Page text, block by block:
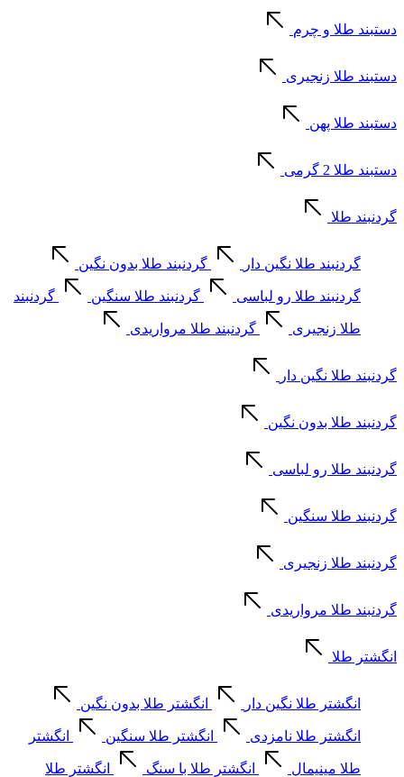
دستبند طلا و چرم
دستبند طلا زنجیری
دستبند طلا پهن
دستبند طلا 2 گرمی
گردنبند طلا
گردنبند طلا نگین دار گردنبند طلا بدون نگین
گردنبند طلا رو لباسی گردنبند طلا سنگین گردنبند
طلا زنجیری گردنبند طلا مرواریدی
گردنبند طلا نگین دار
گردنبند طلا بدون نگین
گردنبند طلا رو لباسی
گردنبند طلا سنگین
گردنبند طلا زنجیری
گردنبند طلا مرواریدی
انگشتر طلا
انگشتر طلا نگین دار انگشتر طلا بدون نگین
انگشتر طلا نامزدی انگشتر طلا سنگین انگشتر
طلا مینیمال انگشتر طلا با سنگ انگشتر طلا